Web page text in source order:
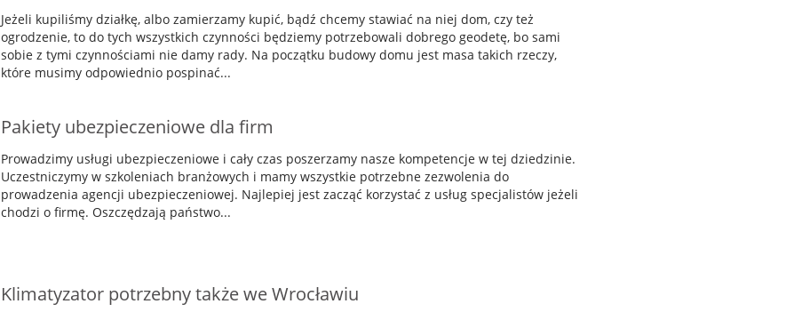
Jeżeli kupiliśmy działkę, albo zamierzamy kupić, bądź chcemy stawiać na niej dom, czy też
ogrodzenie, to do tych wszystkich czynności będziemy potrzebowali dobrego geodetę, bo sami
sobie z tymi czynnościami nie damy rady. Na początku budowy domu jest masa takich rzeczy,
które musimy odpowiednio pospinać...
Pakiety ubezpieczeniowe dla firm
Prowadzimy usługi ubezpieczeniowe i cały czas poszerzamy nasze kompetencje w tej dziedzinie.
Uczestniczymy w szkoleniach branżowych i mamy wszystkie potrzebne zezwolenia do
prowadzenia agencji ubezpieczeniowej. Najlepiej jest zacząć korzystać z usług specjalistów jeżeli
chodzi o firmę. Oszczędzają państwo...
Klimatyzator potrzebny także we Wrocławiu